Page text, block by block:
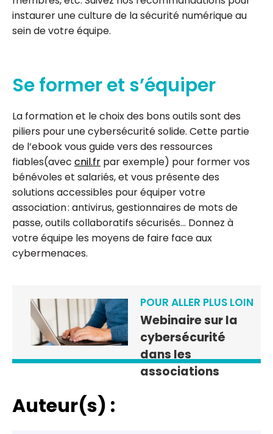
instaurer une culture de la sécurité numérique au
sein de votre équipe.
Se former et s’équiper
La formation et le choix des bons outils sont des
piliers pour une cybersécurité solide. Cette partie
de l’ebook vous guide vers des ressources
fiables(avec cnil.fr par exemple) pour former vos
bénévoles et salariés, et vous présente des
solutions accessibles pour équiper votre
association : antivirus, gestionnaires de mots de
passe, outils collaboratifs sécurisés… Donnez à
votre équipe les moyens de faire face aux
cybermenaces.
POUR ALLER PLUS LOIN
Webinaire sur la
cybersécurité
dans les
associations
Auteur(s) :